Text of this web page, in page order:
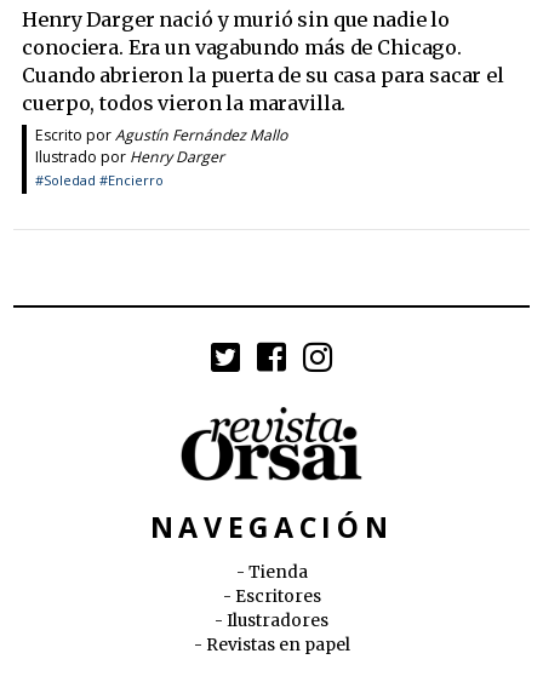
Henry Darger nació y murió sin que nadie lo
conociera. Era un vagabundo más de Chicago.
Cuando abrieron la puerta de su casa para sacar el
cuerpo, todos vieron la maravilla.
Escrito porAgustín Fernández Mallo
Ilustrado por Henry Darger
#Soledad #Encierro
NAVEGACIÓN
Tienda
Escritores
Ilustradores
Revistas en papel